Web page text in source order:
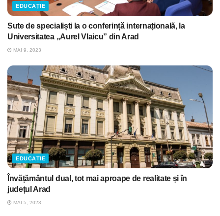
EDUCAȚIE
Sute de specialiști la o conferință internațională, la
Universitatea „Aurel Vlaicu” din Arad
MAI 9, 2023
EDUCAȚIE
Învățământul dual, tot mai aproape de realitate și în
județul Arad
MAI 5, 2023